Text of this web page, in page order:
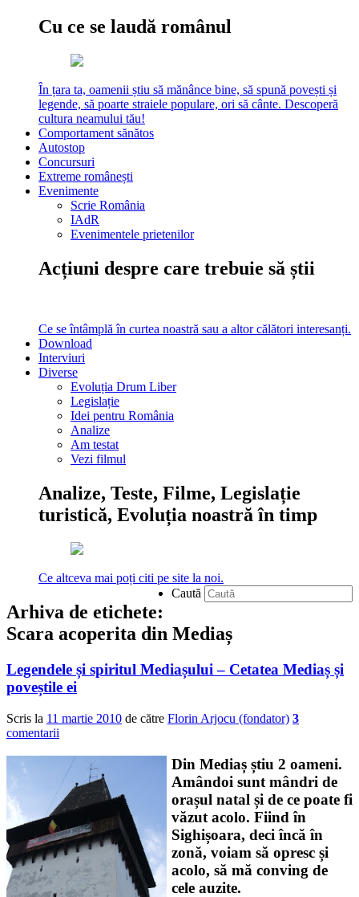
Cu ce se laudă românul
În țara ta, oamenii știu să mănânce bine, să spună povești și
legende, să poarte straiele populare, ori să cânte. Descoperă
cultura neamului tău!
Comportament sănătos
Autostop
Concursuri
Extreme românești
Evenimente
Scrie România
IAdR
Evenimentele prietenilor
Acțiuni despre care trebuie să știi
Ce se întâmplă în curtea noastră sau a altor călători interesanți.
Download
Interviuri
Diverse
Evoluția Drum Liber
Legislație
Idei pentru România
Analize
Am testat
Vezi filmul
Analize, Teste, Filme, Legislație
turistică, Evoluția noastră în timp
Ce altceva mai poți citi pe site la noi.
Caută
Arhiva de etichete:
Scara acoperita din Mediaș
Legendele și spiritul Mediașului – Cetatea Mediaș și
poveștile ei
Scris la 11 martie 2010 de către Florin Arjocu (fondator) 3
comentarii
Din Mediaș știu 2 oameni.
Amândoi sunt mândri de
orașul natal și de ce poate fi
văzut acolo. Fiind în
Sighișoara, deci încă în
zonă, voiam să opresc și
acolo, să mă conving de
cele auzite.